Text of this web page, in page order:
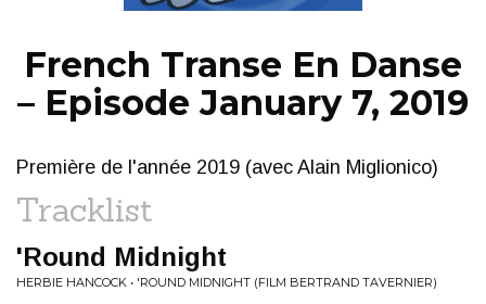
French Transe En Danse
– Episode January 7, 2019
Première de l'année 2019 (avec Alain Miglionico)
Tracklist
'Round Midnight
HERBIE HANCOCK • 'ROUND MIDNIGHT (FILM BERTRAND TAVERNIER)